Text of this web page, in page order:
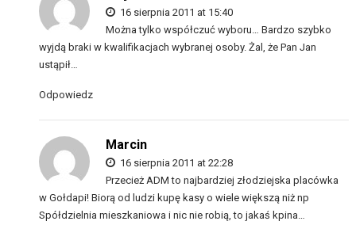
16 sierpnia 2011 at 15:40
Można tylko współczuć wyboru… Bardzo szybko
wyjdą braki w kwalifikacjach wybranej osoby. Żal, że Pan Jan
ustąpił…
Odpowiedz
Marcin
16 sierpnia 2011 at 22:28
Przecież ADM to najbardziej złodziejska placówka
w Gołdapi! Biorą od ludzi kupę kasy o wiele większą niż np
Spółdzielnia mieszkaniowa i nic nie robią, to jakaś kpina…